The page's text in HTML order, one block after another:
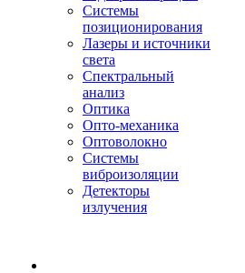
Системы
позиционирования
Лазеры и источники
света
Спектральный
анализ
Оптика
Опто-механика
Оптоволокно
Системы
виброизоляции
Детекторы
излучения